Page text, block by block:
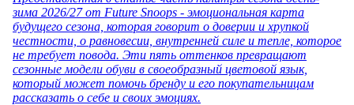
зима 2026/27 от Future Snoops - эмоциональная карта
будущего сезона, которая говорит о доверии и хрупкой
честности, о равновесии, внутренней силе и тепле, которое
не требует повода. Эти пять оттенков превращают
сезонные модели обуви в своеобразный цветовой язык,
который может помочь бренду и его покупательницам
рассказать о себе и своих эмоциях.